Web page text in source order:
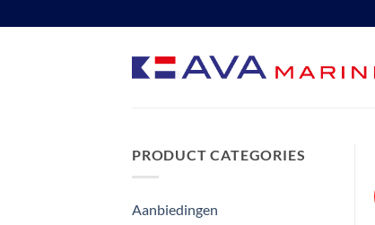
naar
PRODUCT CATEGORIES
Aanbiedingen